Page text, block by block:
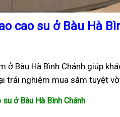
cao su ở Bàu Hà
ở Bàu Hà Bình Chánh giúp
trải nghiệm mua sắm tuyệt
ở Bàu Hà Bình Chánh